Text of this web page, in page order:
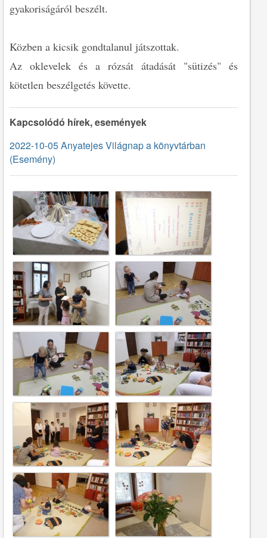
gyakoriságáról beszélt.
Közben a kicsik gondtalanul játszottak.
Az oklevelek és a rózsát átadását "sütizés" és
kötetlen beszélgetés követte.
Kapcsolódó hírek, események
2022-10-05 Anyatejes Világnap a könyvtárban
(Esemény)